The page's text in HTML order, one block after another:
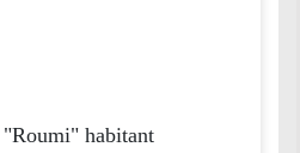
"Roumi" habitant